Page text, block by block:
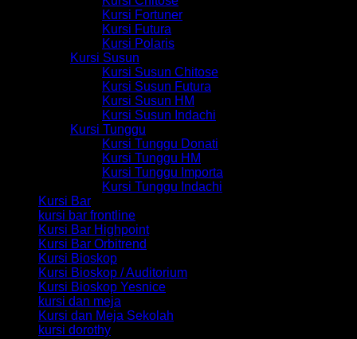
Kursi Fortuner
Kursi Futura
Kursi Polaris
Kursi Susun
Kursi Susun Chitose
Kursi Susun Futura
Kursi Susun HM
Kursi Susun Indachi
Kursi Tunggu
Kursi Tunggu Donati
Kursi Tunggu HM
Kursi Tunggu Importa
Kursi Tunggu Indachi
Kursi Bar
kursi bar frontline
Kursi Bar Highpoint
Kursi Bar Orbitrend
Kursi Bioskop
Kursi Bioskop / Auditorium
Kursi Bioskop Yesnice
kursi dan meja
Kursi dan Meja Sekolah
kursi dorothy